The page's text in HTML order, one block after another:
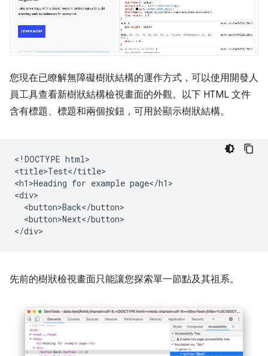
您現在已瞭解無障礙樹狀結構的運作方式，可以使用開發人
員工具查看新樹狀結構檢視畫面的外觀。以下 HTML 文件
含有標題、標題和兩個按鈕，可用於顯示樹狀結構。
<!DOCTYPE html>
<title>Test</title>
<h1>Heading for example page</h1>
<div>
  <button>Back</button>
  <button>Next</button>
先前的樹狀檢視畫面只能讓您探索單一節點及其祖系。